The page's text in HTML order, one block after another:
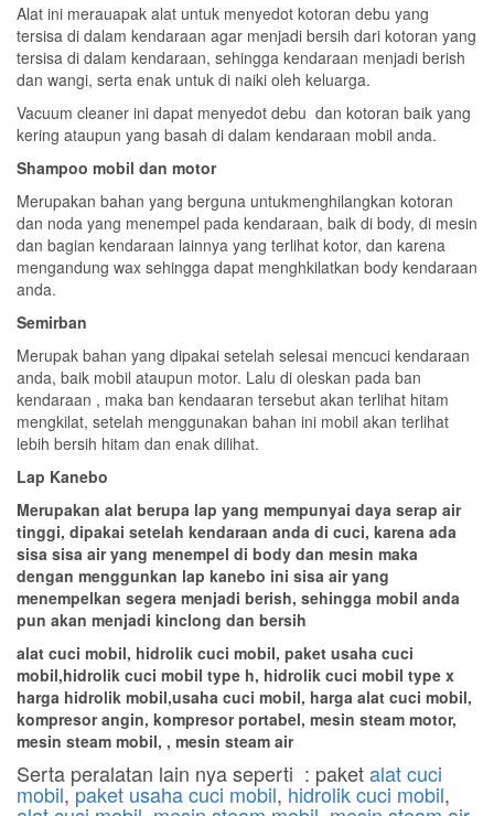
Alat ini merauapak alat untuk menyedot kotoran debu yang
tersisa di dalam kendaraan agar menjadi bersih dari kotoran yang
tersisa di dalam kendaraan, sehingga kendaraan menjadi berish
dan wangi, serta enak untuk di naiki oleh keluarga.
Vacuum cleaner ini dapat menyedot debu dan kotoran baik yang
kering ataupun yang basah di dalam kendaraan mobil anda.
Shampoo mobil dan motor
Merupakan bahan yang berguna untukmenghilangkan kotoran
dan noda yang menempel pada kendaraan, baik di body, di mesin
dan bagian kendaraan lainnya yang terlihat kotor, dan karena
mengandung wax sehingga dapat menghkilatkan body kendaraan
anda.
Semirban
Merupak bahan yang dipakai setelah selesai mencuci kendaraan
anda, baik mobil ataupun motor. Lalu di oleskan pada ban
kendaraan , maka ban kendaaran tersebut akan terlihat hitam
mengkilat, setelah menggunakan bahan ini mobil akan terlihat
lebih bersih hitam dan enak dilihat.
Lap Kanebo
Merupakan alat berupa lap yang mempunyai daya serap air
tinggi, dipakai setelah kendaraan anda di cuci, karena ada
sisa sisa air yang menempel di body dan mesin maka
dengan menggunkan lap kanebo ini sisa air yang
menempelkan segera menjadi berish, sehingga mobil anda
pun akan menjadi kinclong dan bersih
alat cuci mobil, hidrolik cuci mobil, paket usaha cuci
mobil,hidrolik cuci mobil type h, hidrolik cuci mobil type x
harga hidrolik mobil,usaha cuci mobil, harga alat cuci mobil,
kompresor angin, kompresor portabel, mesin steam motor,
mesin steam mobil, , mesin steam air
Serta peralatan lain nya seperti : paketalat cuci
mobil,paket usaha cuci mobil, hidrolik cuci mobil,